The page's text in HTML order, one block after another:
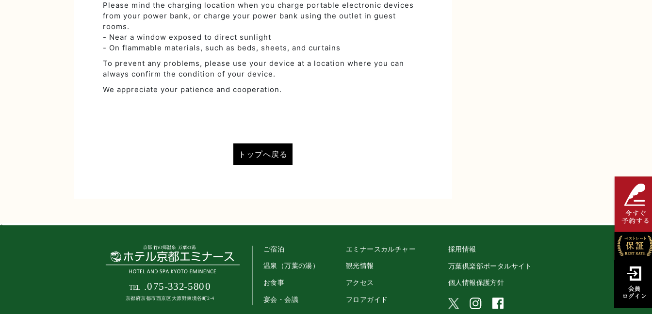
Please mind the charging location when you charge portable electronic devices
from your power bank, or charge your power bank using the outlet in guest
rooms.
- Near a window exposed to direct sunlight
- On flammable materials, such as beds, sheets, and curtains
To prevent any problems, please use your device at a location where you can
always confirm the condition of your device.
We appreciate your patience and cooperation.
トップへ戻る
3
ご宿泊
温泉（万葉の湯）
お食事
宴会・会議
エミナースカルチャー
観光情報
アクセス
フロアガイド
採用情報
万葉倶楽部ポータルサイト
個人情報保護方針
京都府京都市西京区大原野東境谷町2-4
TEL .075-332-5800